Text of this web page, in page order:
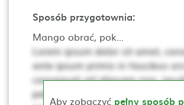
Sposób przygotownia:
Mango obrać, pok...
Lorem ipsum dolor sit amet,
ante ipsum primis in faucibus
consequat vel aliquam non,
pellentesque. Ut non neque a
Aby zobaczyć pełny sposób